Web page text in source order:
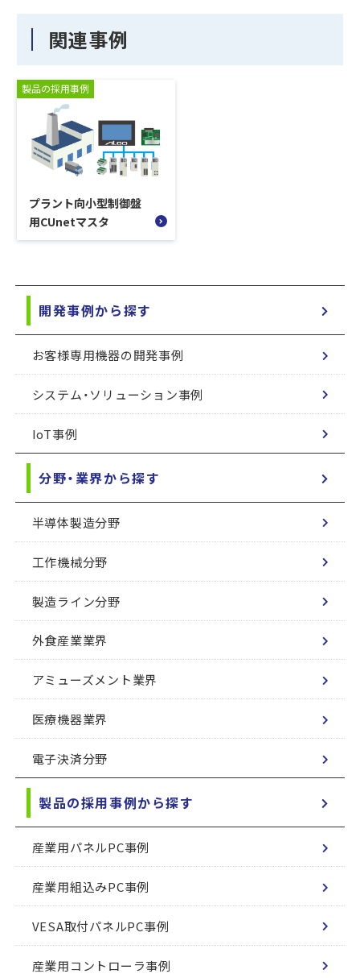
関連事例
製品の採用事例
プラント向小型制御盤
用CUnetマスタ
開発事例から探す
お客様専用機器の開発事例
システム・ソリューション事例
IoT事例
分野・業界から探す
半導体製造分野
工作機械分野
製造ライン分野
外食産業業界
アミューズメント業界
医療機器業界
電子決済分野
製品の採用事例から探す
産業用パネルPC事例
産業用組込みPC事例
VESA取付パネルPC事例
産業用コントローラ事例